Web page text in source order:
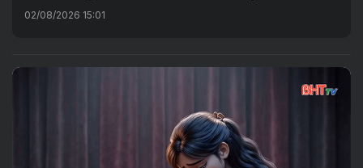
02/08/2026 15:01